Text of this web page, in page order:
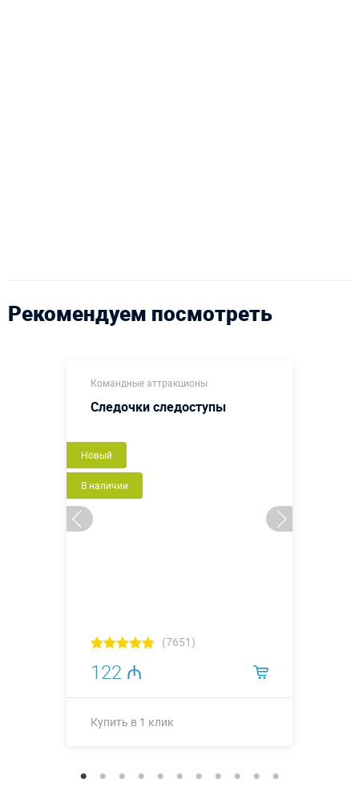
Рекомендуем посмотреть
Командные аттракционы
Следочки следоступы
Новый
В наличии
(7651)
122 ₼
Купить в 1 клик